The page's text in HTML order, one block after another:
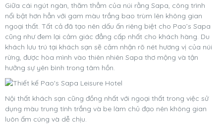
Giữa cái ngút ngàn, thăm thẳm của núi rằng Sapa, công trình
nổi bật hơn hẳn với gam màu trắng bao trùm lên không gian
ngoại thất. Tất cả đã tạo nên dấu ấn riêng biệt cho Pao’s Sapa
cũng như đem lại cảm giác đẳng cấp nhất cho khách hàng. Du
khách lưu trú tại khách sạn sẽ cảm nhận rõ nét hương vị của núi
rừng, được hòa mình vào thiên nhiên Sapa thơ mộng và tận
hưởng sự yên bình trong tâm hồn.
Nội thất khách sạn cũng đồng nhất với ngoại thất trong việc sử
dụng màu trung tính trắng và be làm chủ đạo nên không gian
luôn ấm cúng và dễ chịu.